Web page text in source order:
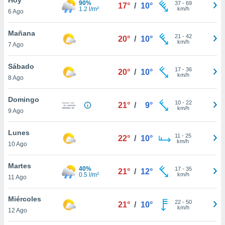
en
más
nuestra
de
cookies
aceptar
6 Ago
90%
1.2 l/m²
17° / 10° 37- 69
km/h
Mañana
7 Ago
20° / 10° 21 - 42
km/h
Sábado
8 Ago
20° / 10° 17- 36
km/h
Domingo
9 Ago
21° / 9° 10- 22
km/h
Lunes
10 Ago
22° / 10° 11 - 25
km/h
Martes
11 Ago
40%
0.5 l/m²
21° / 12° 17- 35
km/h
Miércoles
12 Ago
21° / 10° 22- 50
km/h